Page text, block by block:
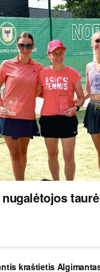
taurė
kraštietis